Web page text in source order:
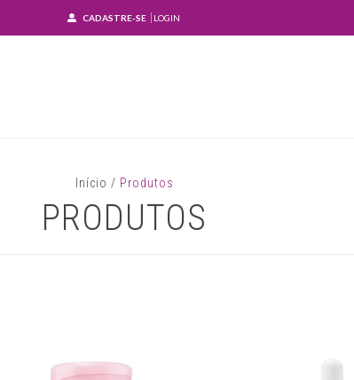
CADASTRE-SE LOGIN
Início / Produtos
PRODUTOS